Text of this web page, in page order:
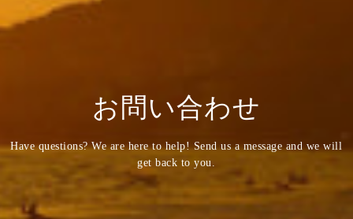
お問い合わせ
Have questions? We are here to help! Send us a message and we will
get back to you.